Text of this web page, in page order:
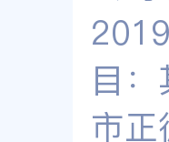
目
市